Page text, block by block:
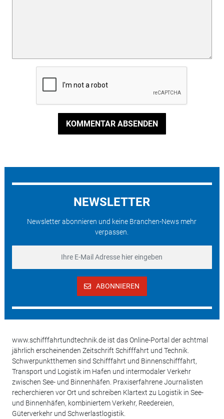
KOMMENTAR ABSENDEN
NEWSLETTER
Newsletter abonnieren und keine Branchen-News mehr
verpassen.
ABONNIEREN
www.schifffahrtundtechnik.de ist das Online-Portal der achtmal
jährlich erscheinenden Zeitschrift Schifffahrt und Technik.
Schwerpunktthemen sind Schifffahrt und Binnenschifffahrt,
Transport und Logistik im Hafen und intermodaler Verkehr
zwischen See- und Binnenhäfen. Praxiserfahrene Journalisten
recherchieren vor Ort und schreiben Klartext zu Logistik in See-
und Binnenhäfen, kombiniertem Verkehr, Reedereien,
Güterverkehr und Schwerlastlogistik.